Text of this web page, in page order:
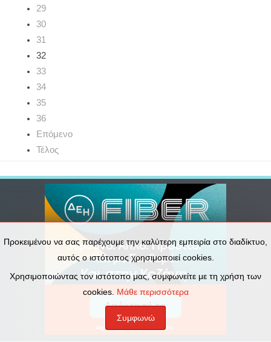
29
30
31
32
33
34
35
36
Επόμενο
Τέλος
Προκειμένου να σας παρέχουμε την καλύτερη εμπειρία στο διαδίκτυο,
αυτός ο ιστότοπος χρησιμοποιεί cookies.
Χρησιμοποιώντας τον ιστότοπο μας, συμφωνείτε με τη χρήση των
cookies. Μάθε περισσότερα
Συμφωνώ